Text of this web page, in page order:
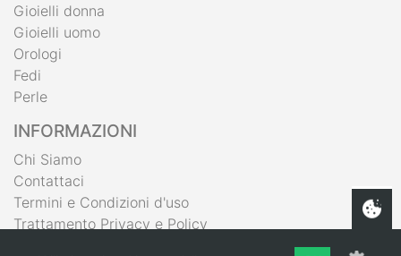
Gioielli donna
Gioielli uomo
Orologi
Fedi
Perle
INFORMAZIONI
Chi Siamo
Contattaci
Termini e Condizioni d'uso
Trattamento Privacy e Policy